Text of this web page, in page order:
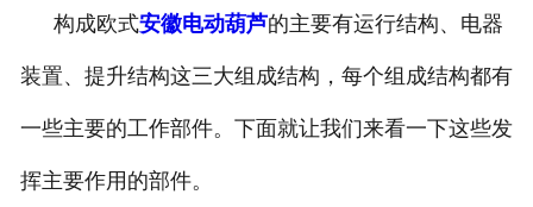
资质荣誉
构成欧式安徽电动葫芦的主要有运行结构、电器
装置、提升结构这三大组成结构，每个组成结构都有
一些主要的工作部件。下面就让我们来看一下这些发
挥主要作用的部件。